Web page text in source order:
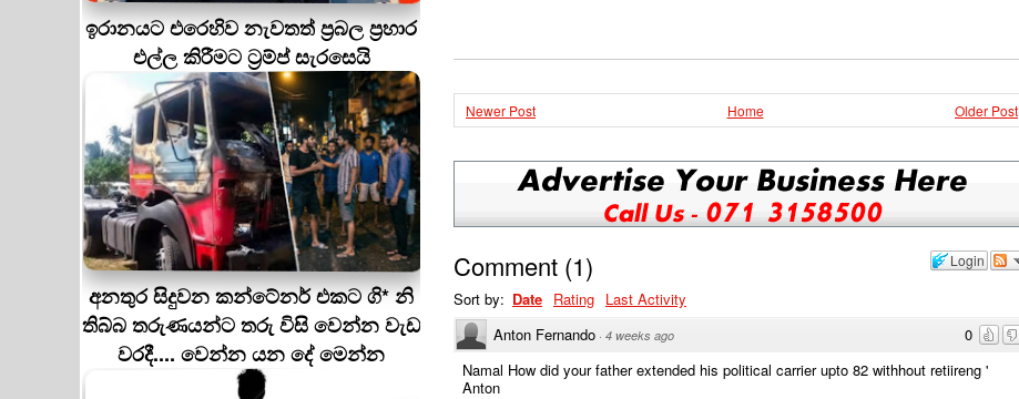
ඉරානයට එරෙහිව නැවතත් ප්‍රබල ප්‍රහාර
එල්ල කිරීමට ට්‍රම්ප් සැරසෙයි
අනතුර සිදුවන කන්ටේනර් එකට ගි* නි
තිබ්බ තරුණයන්ට තරු විසි වෙන්න වැඩ
වරදී.... වෙන්න යන දේ මෙන්න
Newer Post Older Post
Home
Login
Comment (1)
Sort by: Date Rating Last Activity
0
Anton Fernando · 4 weeks ago
Namal How did your father extended his political carrier upto 82 withhout retiireng '
Anton